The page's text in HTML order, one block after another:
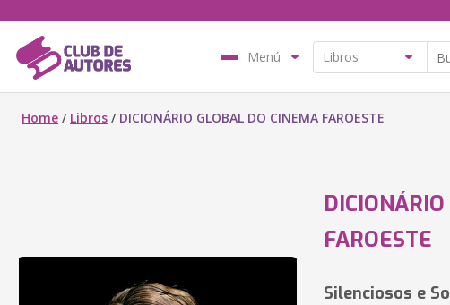
Menú
Home / Libros / DICIONÁRIO GLOBAL DO CINEMA FAROESTE
FAROESTE
Silenciosos e